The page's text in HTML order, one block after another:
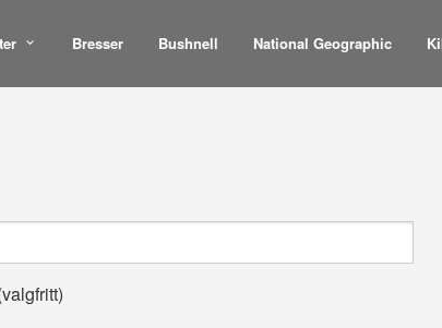
Bresser Bushnell National Geographic